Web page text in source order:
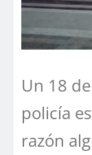
Un 18
policía
razón